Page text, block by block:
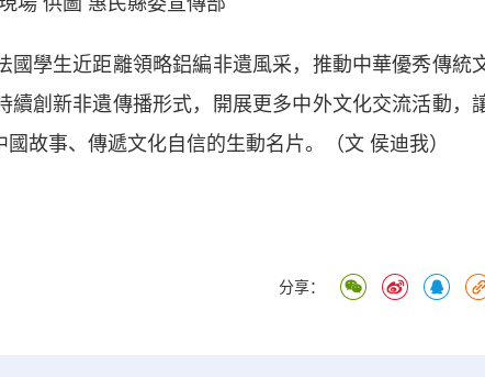
學生近距離領略鋁編非遺風采，推動中華優秀傳統
續創新非遺傳播形式，開展更多中外文化交流活動，
故事、傳遞文化自信的生動名片。（文 侯迪我）
分享：